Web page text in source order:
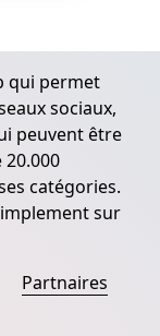
qui permet
sociaux,
peuvent être
catégories.
sur
Partnaires